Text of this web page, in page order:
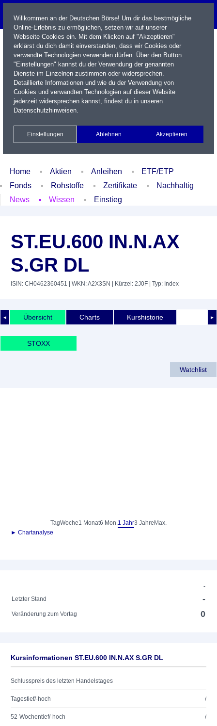
Name / WKN / ISIN / Kürzel
Xetra Realtime
Watchlist Portfolio Login
Home Aktien Anleihen
ETF/ETP
Fonds
Rohstoffe Zertifikate
Nachhaltig
News
Wissen Einstieg
ST.EU.600 IN.N.AX
S.GR DL
ISIN: CH0462360451 | WKN: A2X3SN | Kürzel: 2J0F | Typ: Index
◄ ►
Übersicht Charts Kurshistorie
STOXX
Watchlist
TagWoche1 Monat6 Mon.1 Jahr3 Jahre Max.
► Chartanalyse
-
Letzter Stand
-
Veränderung zum Vortag 0
Kursinformationen ST.EU.600 IN.N.AX S.GR DL
Schlusspreis des letzten Handelstages
Tagestief/-hoch /
52-Wochentief/-hoch /
Willkommen an der Deutschen Börse! Um dir das bestmögliche
Online-Erlebnis zu ermöglichen, setzen wir auf unserer
Webseite Cookies ein. Mit dem Klicken auf "Akzeptieren"
erklärst du dich damit einverstanden, dass wir Cookies oder
verwandte Technologien verwenden dürfen. Über den Button
"Einstellungen" kannst du der Verwendung der genannten
Dienste im Einzelnen zustimmen oder widersprechen.
Detaillierte Informationen und wie du der Verwendung von
Cookies und verwandten Technologien auf dieser Website
jederzeit widersprechen kannst, findest du in unseren
Datenschutzhinweisen.
Einstellungen Ablehnen Akzeptieren